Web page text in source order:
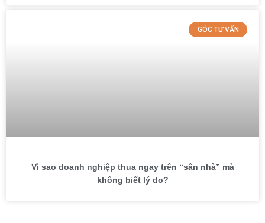
GÓC TƯ VẤN
Vì sao doanh nghiệp thua ngay trên “sân nhà” mà
không biết lý do?